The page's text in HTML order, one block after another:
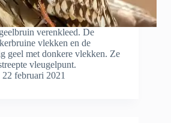
verenkleed. De
vlekken en de
geel met donkere vlekken. Ze
vleugelpunt.
22 februari 2021